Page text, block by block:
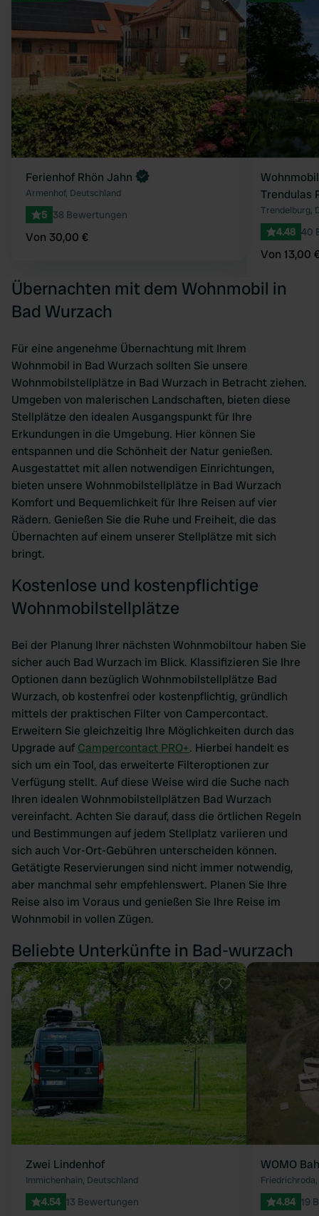
Favorit
Ferienhof Rhön Jahn
Armenhof, Deutschland
5 38 Bewertungen
Von 30,00 €
Trendulas
Trendelburg,
4.48 40
Von 13,00
Übernachten mit dem Wohnmobil in
Bad Wurzach
Für eine angenehme Übernachtung mit Ihrem
Wohnmobil in Bad Wurzach sollten Sie unsere
Wohnmobilstellplätze in Bad Wurzach in Betracht ziehen.
Umgeben von malerischen Landschaften, bieten diese
Stellplätze den idealen Ausgangspunkt für Ihre
Erkundungen in die Umgebung. Hier können Sie
entspannen und die Schönheit der Natur genießen.
Ausgestattet mit allen notwendigen Einrichtungen,
bieten unsere Wohnmobilstellplätze in Bad Wurzach
Komfort und Bequemlichkeit für Ihre Reisen auf vier
Rädern. Genießen Sie die Ruhe und Freiheit, die das
Übernachten auf einem unserer Stellplätze mit sich
bringt.
Kostenlose und kostenpflichtige
Wohnmobilstellplätze
Bei der Planung Ihrer nächsten Wohnmobiltour haben Sie
sicher auch Bad Wurzach im Blick. Klassifizieren Sie Ihre
Optionen dann bezüglich Wohnmobilstellplätze Bad
Wurzach, ob kostenfrei oder kostenpflichtig, gründlich
mittels der praktischen Filter von Campercontact.
Erweitern Sie gleichzeitig Ihre Möglichkeiten durch das
Upgrade auf Campercontact PRO+. Hierbei handelt es
sich um ein Tool, das erweiterte Filteroptionen zur
Verfügung stellt. Auf diese Weise wird die Suche nach
Ihren idealen Wohnmobilstellplätzen Bad Wurzach
vereinfacht. Achten Sie darauf, dass die örtlichen Regeln
und Bestimmungen auf jedem Stellplatz variieren und
sich auch Vor-Ort-Gebühren unterscheiden können.
Getätigte Reservierungen sind nicht immer notwendig,
aber manchmal sehr empfehlenswert. Planen Sie Ihre
Reise also im Voraus und genießen Sie Ihre Reise im
Wohnmobil in vollen Zügen.
Beliebte Unterkünfte in Bad-wurzach
Favorit
Zwei Lindenhof
Immichenhain, Deutschland
4.54 13 Bewertungen
WOMO
4.84 19